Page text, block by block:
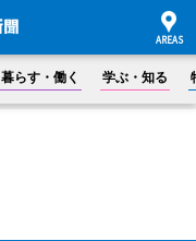
暮らす・働く 学ぶ・知る